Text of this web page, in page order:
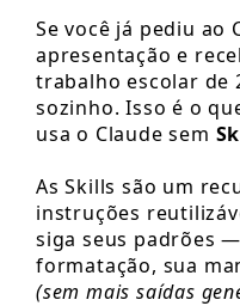
Se você já pediu ao
apresentação e
trabalho escolar de
sozinho. Isso é o
usa o Claude sem
As Skills são um
instruções
siga seus padrões
formatação, sua
(sem mais saídas